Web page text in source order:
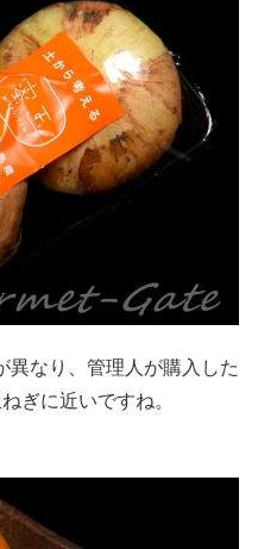
異なり、管理人が購入した
ぎに近いですね。